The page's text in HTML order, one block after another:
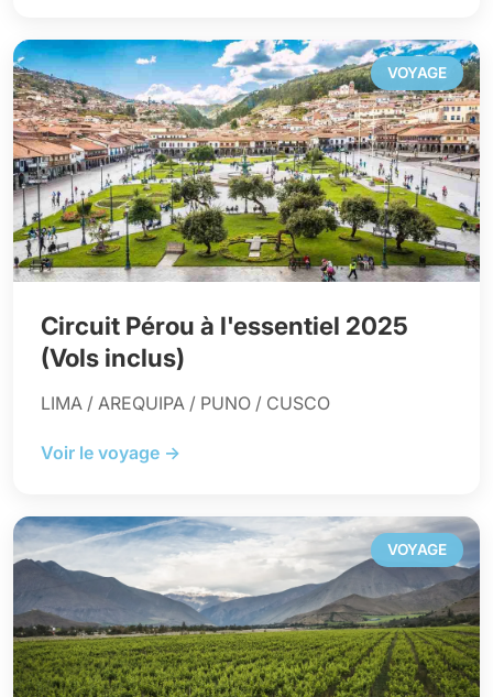
VOYAGE
Circuit Pérou à l'essentiel 2025
(Vols inclus)
LIMA / AREQUIPA / PUNO / CUSCO
Voir le voyage →
VOYAGE